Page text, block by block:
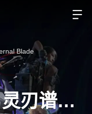
Blade
刃谱